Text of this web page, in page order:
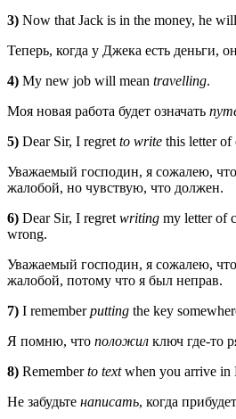
3) Now that Jack is in the money, he
Теперь, когда у Джека есть деньги, он
4) My new job will mean travelling.
Моя новая работа будет означать
5) Dear Sir, I regret to write this letter of
Уважаемый господин, я сожалею, что
жалобой, но чувствую, что должен.
6) Dear Sir, I regret writing my letter of
wrong.
Уважаемый господин, я сожалею, что
жалобой, потому что я был неправ.
7) I rememberputting the key
Я помню, что положил ключ где-то
8) Rememberto textwhen you arrive in
Не забудьте написать, когда